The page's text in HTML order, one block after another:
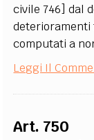
civile 746] dal
deterioramenti
computati a
Leggi Il
Art. 750